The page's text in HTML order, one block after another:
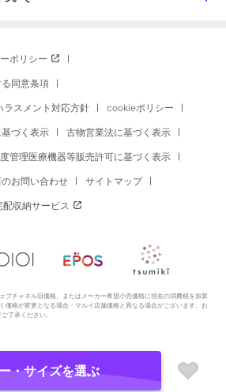
ポリシー
同意条項
ラスメント対応方針 cookieポリシー
づく表示 古物営業法に基づく表示
管理医療機器等販売許可に基づく表示
お問い合わせ サイトマップ
配収納サービス
ブチャネル旧価格、またはメーカー希望小売価格に現在の消費税を加算
価格が変更となる場合・マルイ店舗価格と異なる場合がございます。お
了承ください。
All Rights Reserved. MARUI Co., Ltd
・サイズを選ぶ